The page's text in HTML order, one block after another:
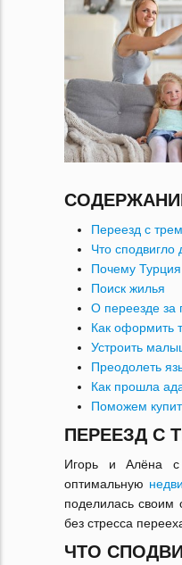
Переезд с
Что
Почему Турция
Поиск жилья
О переезде за
Как оформить
Устроить
Преодолеть
Как прошла
Поможем
ПЕРЕЕЗД С
Игорь и Алёна с
оптимальную
поделилась своим
без стресса
ЧТО